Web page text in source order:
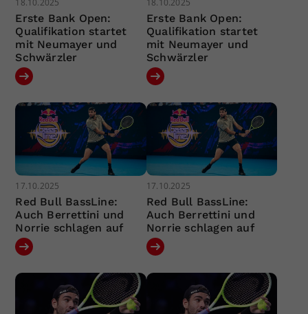
18.10.2025
Erste Bank Open:
Qualifikation startet
mit Neumayer und
Schwärzler
18.10.2025
Erste Bank Open:
Qualifikation startet
mit Neumayer und
Schwärzler
17.10.2025
Red Bull BassLine:
Auch Berrettini und
Norrie schlagen auf
17.10.2025
Red Bull BassLine:
Auch Berrettini und
Norrie schlagen auf